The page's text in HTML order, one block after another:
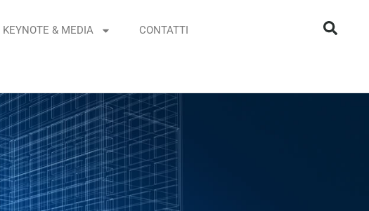
KEYNOTE & MEDIA CONTATTI